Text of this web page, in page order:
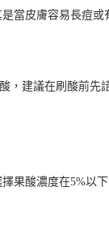
當皮膚容易長痘或
，建議在刷酸前先
果酸濃度在5%以